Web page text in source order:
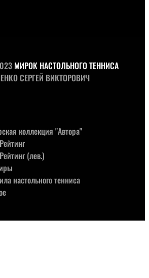
МИРОК НАСТОЛЬНОГО ТЕННИСА
СЕРГЕЙ ВИКТОРОВИЧ
коллекция "Автора"
(лев.)
настольного тенниса